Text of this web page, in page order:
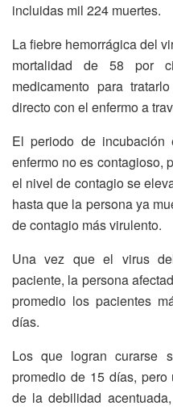
incluidas mil 224 muertes.
La fiebre hemorrágica del
mortalidad de 58 por
medicamento para
directo con el enfermo a
El periodo de
enfermo no es contagioso,
el nivel de contagio se
hasta que la persona ya
de contagio más virulento.
Una vez que el virus
paciente, la persona
promedio los pacientes
días.
Los que logran curarse
promedio de 15 días, pero
de la debilidad